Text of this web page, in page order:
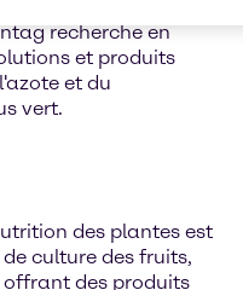
recherche en
et produits
et du
vert.
des plantes est
culture des fruits,
offrant des produits